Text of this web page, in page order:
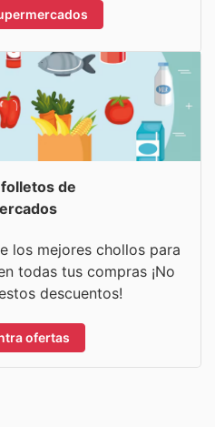
de
los mejores chollos para
todas tus compras ¡No
descuentos!
ofertas